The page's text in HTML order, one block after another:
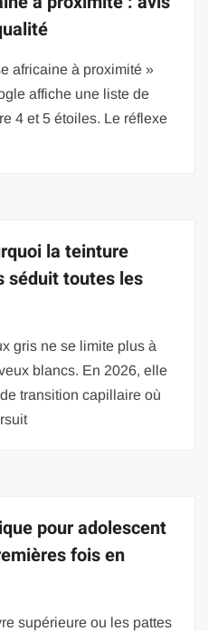
africaine à proximité »
affiche une liste de
4 et 5 étoiles. Le réflexe
la teinture
séduit toutes les
gris ne se limite plus à
blancs. En 2026, elle
transition capillaire où
pour adolescent
fois en
supérieure ou les pattes